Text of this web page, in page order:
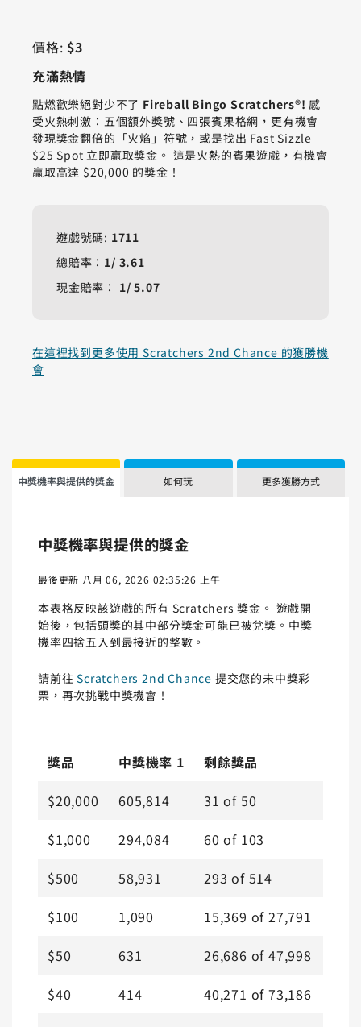
價格: $3
充滿熱情
點燃歡樂絕對少不了 Fireball Bingo Scratchers®!感
受火熱刺激：五個額外獎號、四張賓果格網，更有機會
發現獎金翻倍的「火焰」符號，或是找出 Fast Sizzle
$25 Spot 立即贏取獎金。 這是火熱的賓果遊戲，有機會
贏取高達 $20,000 的獎金！
遊戲號碼: 1711
總賠率： 1/ 3.61
現金賠率： 1/ 5.07
在這裡找到更多使用 Scratchers 2nd Chance 的獲勝機
會
中獎機率與提供的獎金 如何玩 更多獲勝方式
中獎機率與提供的獎金
最後更新 八月 06, 2026 02:35:26 上午
本表格反映該遊戲的所有 Scratchers 獎金。 遊戲開
始後，包括頭獎的其中部分獎金可能已被兌獎。中獎
機率四捨五入到最接近的整數。
請前往Scratchers 2nd Chance 提交您的未中獎彩
票，再次挑戰中獎機會！
獎品 中獎機率 1
剩餘獎品
$20,000
605,814 31of 50
$1,000
294,084 60of 103
$500
58,931 293of 514
$100
1,090 15,369 of27,791
$50
631 26,686 of47,998
$40
414 40,271 of73,186